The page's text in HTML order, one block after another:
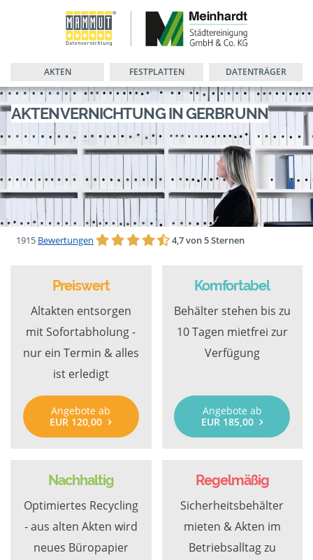
AKTEN FESTPLATTEN DATENTRÄGER
AKTENVERNICHTUNG IN GERBRUNN
1915 Bewertungen 4,7 von 5 Sternen
Preiswert
Altakten entsorgen
mit Sofortabholung -
nur ein Termin & alles
ist erledigt
Angebote ab
EUR 120,00
Komfortabel
Behälter stehen bis zu
10 Tagen mietfrei zur
Verfügung
Angebote ab
EUR 185,00
Nachhaltig
Optimiertes Recycling
- aus alten Akten wird
neues Büropapier
Regelmäßig
Sicherheitsbehälter
mieten & Akten im
Betriebsalltag zu